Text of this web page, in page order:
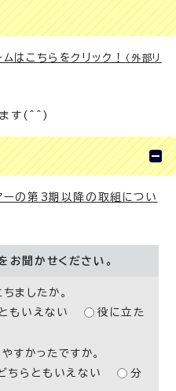
はこちらをクリック！
（外部リ
ます(^^)
ーの第3期以降の取組につい
お聞かせください。
ましたか。
もいえない
役に立た
すかったですか。
ちらともいえない
分